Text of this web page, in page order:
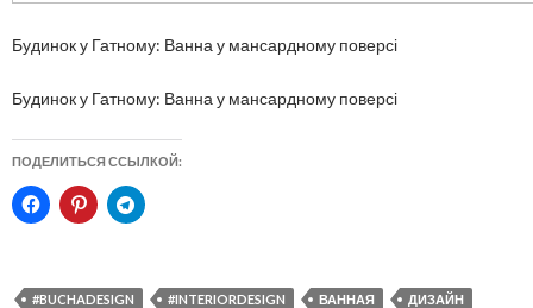
Будинок у Гатному: Ванна у мансардному поверсі
Будинок у Гатному: Ванна у мансардному поверсі
ПОДЕЛИТЬСЯ ССЫЛКОЙ:
#BUCHADESIGN #INTERIORDESIGN ВАННАЯ
ДИЗАЙН